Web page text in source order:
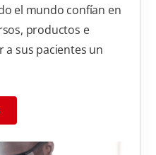
el mundo confían en
productos e
sus pacientes un